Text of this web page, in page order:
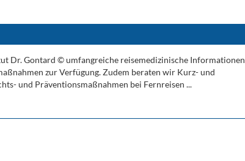
Dr. Gontard © umfangreiche reisemedizinische Informationen
zur Verfügung. Zudem beraten wir Kurz- und
und Präventionsmaßnahmen bei Fernreisen ...